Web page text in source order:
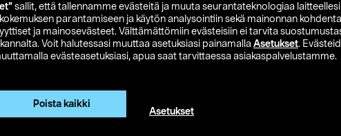
sallit, että tallennamme evästeitä ja muuta seurantateknologiaa laitteellesi
parantamiseen ja käytön analysointiin sekä mainonnan
ja mainosevästeet. Välttämättömiin evästeisiin ei tarvita
Voit halutessasi muuttaa asetuksiasi painamalla Asetukset.
evästeasetuksiasi, apua saat tarvittaessa asiakaspalvelustamme.
Poista kaikki
Asetukset